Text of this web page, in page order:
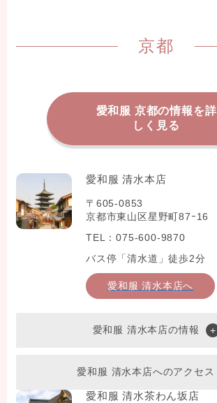
京都
愛和服 京都の情報を詳
しく見る
愛和服 清水本店
〒605-0853
京都市東山区星野町87ｰ16
TEL：075-600-9870
バス停「清水道」徒歩2分
愛和服 清水本店へ
愛和服 清水本店の情報
愛和服 清水本店へのアクセス
愛和服 清水茶わん坂店